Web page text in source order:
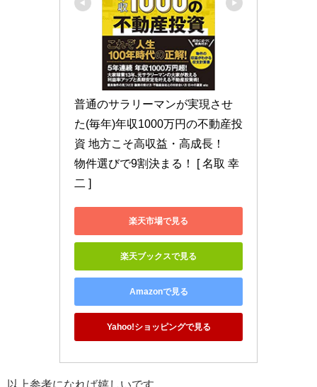
普通のサラリーマンが実現させ
た(毎年)年収1000万円の不動産投
資 地方こそ高収益・高成長！
物件選びで9割決まる！ [ 名取 幸
二 ]
楽天市場で見る
楽天ブックスで見る
Amazonで見る
Yahoo!ショッピングで見る
以上参考になれば嬉しいです。